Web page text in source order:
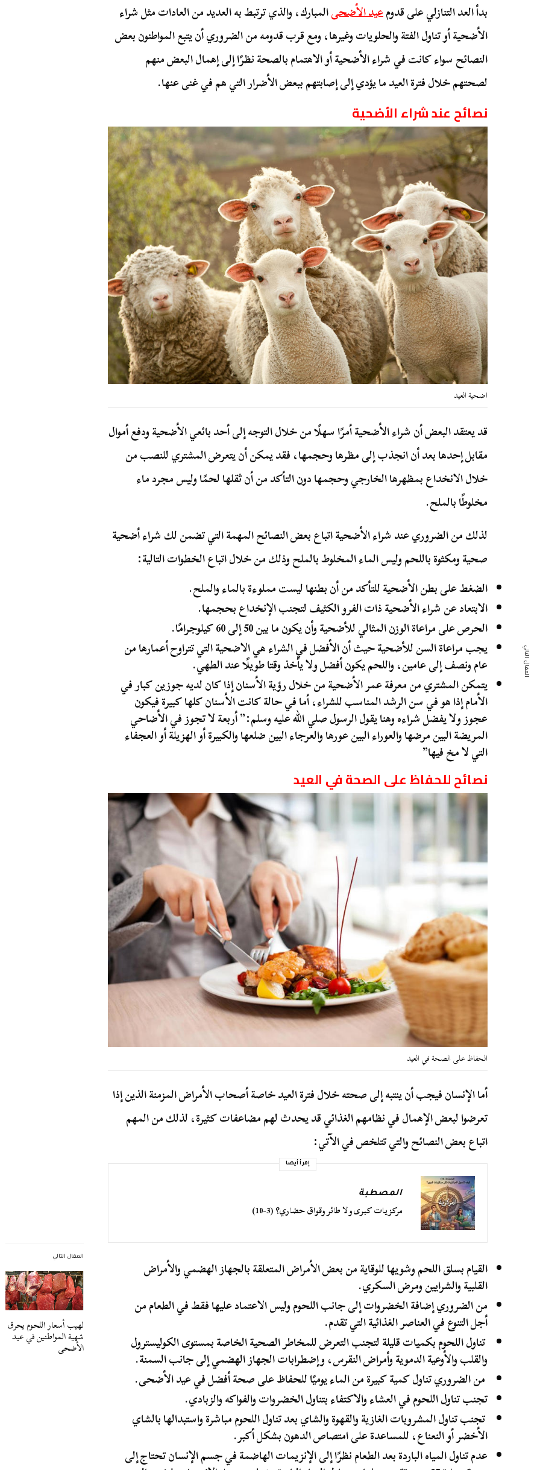
المقال التالي
لهيب أسعار اللحوم يحرق
شهية المواطنين في عيد
الأضحى
بدأ العد التنازلي على قدومعيد الأضحىالمبارك، والذي ترتبط به العديد من العادات مثل شراء
الأضحية أو تناول الفتة والحلويات وغيرها، ومع قرب قدومه من الضروري أن يتبع المواطنون بعض
النصائح سواء كانت في شراء الأضحية أو الاهتمام بالصحة نظرًا إلى إهمال البعض منهم
لصحتهم خلال فترة العيد ما يؤدي إلى إصابتهم ببعض الأضرار التي هم في غنى عنها.
نصائح عند شراء الأضحية
اضحية العيد
قد يعتقد البعض أن شراء الأضحية أمرًا سهلًا من خلال التوجه إلى أحد بائعي الأضحية ودفع أموال
مقابل إحدها بعد أن انجذب إلى مظرها وحجمها، فقد يمكن أن يتعرض المشتري للنصب من
خلال الانخداع بمظهرها الخارجي وحجمها دون التأكد من أن ثقلها لحمًا وليس مجرد ماء
مخلوطًا بالملح.
لذلك من الضروري عند شراء الأضحية اتباع بعض النصائح المهمة التي تضمن لك شراء أضحية
صحية ومكثوة باللحم وليس الماء المخلوط بالملح وذلك من خلال اتباع الخطوات التالية:
الضغط على بطن الأضحية للتأكد من أن بطنها ليست مملوءة بالماء والملح.
الابتعاد عن شراء الأضحية ذات الفرو الكثيف لتجنب الإنخداع بحجمها.
الحرص على مراعاة الوزن المثالي للأضحية وأن يكون ما بين 50 إلى 60 كيلوجرامًا.
يجب مراعاة السن للأضحية حيث أن الأفضل في الشراء هي الاضحية التي تتراوح أعمارها من
عام ونصف إلى عامين، واللحم يكون أفضل ولا يأخذ وقتا طويلًا عند الطهي.
يتمكن المشتري من معرفة عمر الأضحية من خلال رؤية الأسنان إذا كان لديه جوزين كبار في
الأمام إذا هو في سن الرشد المناسب للشراء، أما في حالة كانت الأسنان كلها كبيرة فيكون
عجوز ولا يفضل شراءه وهنا يقول الرسول صلي الله عليه وسلم:” أربعة لا تجوز في الأضاحي
المريضة البين مرضها والعوراء البين عورها والعرجاء البين ضلعها والكبيرة أو الهزيلة أو العجفاء
التي لا مخ فيها”
نصائح للحفاظ على الصحة في العيد
الحفاظ على الصحة في العيد
أما الإنسان فيجب أن ينتبه إلى صحته خلال فترة العيد خاصة أصحاب الأمراض المزمنة الذين إذا
تعرضوا لبعض الإهمال في نظامهم الغذائي قد يحدث لهم مضاعفات كثيرة، لذلك من المهم
اتباع بعض النصائح والتي تتلخص في الآتي:
إقرأ أيضا
المصطبة
مركزيات كبرى ولا طائر وقواق حضاري؟ (3-10)
القيام بسلق اللحم وشويها للوقاية من بعض الأمراض المتعلقة بالجهاز الهضمي والأمراض
القلبية والشرايين ومرض السكري.
من الضروري إضافة الخضروات إلى جانب اللحوم وليس الاعتماد عليها فقط في الطعام من
أجل التنوع في العناصر الغذائية التي تقدم.
تناول اللحوم بكميات قليلة لتجنب التعرض للمخاطر الصحية الخاصة بمستوى الكوليسترول
والقلب والأوعية الدموية وأمراض النقرس، وإضطرابات الجهاز الهضمي إلى جانب السمنة.
من الضروري تناول كمية كبيرة من الماء يوميًا للحفاظ على صحة أفضل في عيد الأضحى.
تجنب تناول اللحوم في العشاء والاكتفاء بتناول الخضروات والفواكه والزبادي.
تجنب تناول المشروبات الغازية والقهوة والشاي بعد تناول اللحوم مباشرة واستبدالها بالشاي
الأخضر أو النعناع، للمساعدة على امتصاص الدهون بشكل أكبر.
عدم تناول المياه الباردة بعد الطعام نظرًا إلى الإنزيمات الهاضمة في جسم الإنسان تحتاج إلى
المقال التالي